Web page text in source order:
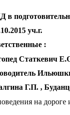
в
уч.г.
:
Статкевич
Г.П. ,
на